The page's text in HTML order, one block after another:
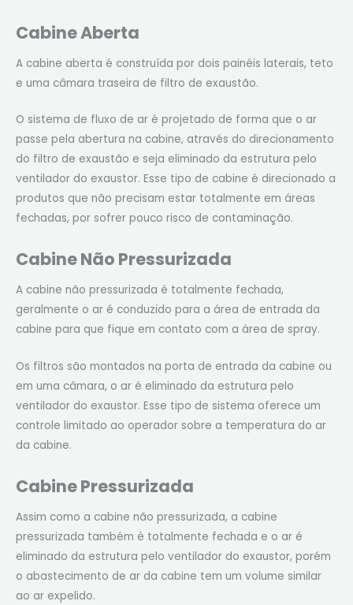
Cabine Aberta
A cabine aberta é construída por dois painéis laterais, teto
e uma câmara traseira de filtro de exaustão.
O sistema de fluxo de ar é projetado de forma que o ar
passe pela abertura na cabine, através do direcionamento
do filtro de exaustão e seja eliminado da estrutura pelo
ventilador do exaustor. Esse tipo de cabine é direcionado a
produtos que não precisam estar totalmente em áreas
fechadas, por sofrer pouco risco de contaminação.
Cabine Não Pressurizada
A cabine não pressurizada é totalmente fechada,
geralmente o ar é conduzido para a área de entrada da
cabine para que fique em contato com a área de spray.
Os filtros são montados na porta de entrada da cabine ou
em uma câmara, o ar é eliminado da estrutura pelo
ventilador do exaustor. Esse tipo de sistema oferece um
controle limitado ao operador sobre a temperatura do ar
da cabine.
Cabine Pressurizada
Assim como a cabine não pressurizada, a cabine
pressurizada também é totalmente fechada e o ar é
eliminado da estrutura pelo ventilador do exaustor, porém
o abastecimento de ar da cabine tem um volume similar
ao ar expelido.